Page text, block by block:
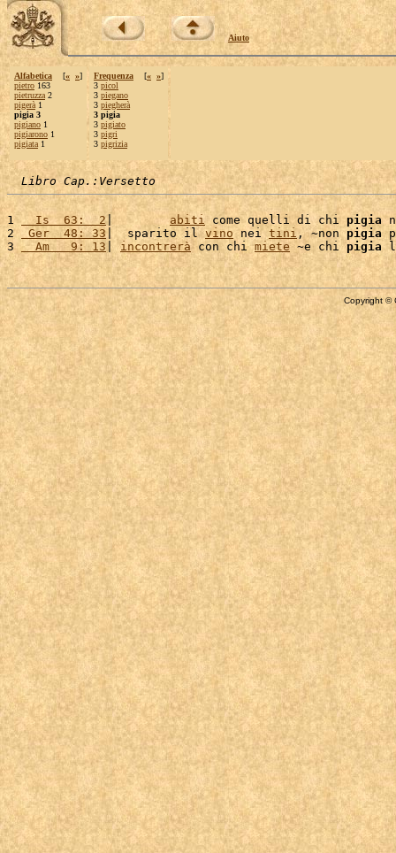
Aiuto
Alfabetica [« »]
pietro 163
pietruzza 2
pigerà 1
pigia 3
pigiano 1
pigiarono 1
pigiata 1
Frequenza [« »]
3 picol
3 piegano
3 piegherà
3 pigia
3 pigiato
3 pigri
3 pigrizia
Libro Cap.:Versetto
1
  Is  63:  2
| abiti come quelli di chi pigia
2
Ger  48: 33 |  sparito il vino nei tini , ~non pigia
3
  Am   9: 13
| incontrerà con chi miete ~e chi pigia
Copyright ©